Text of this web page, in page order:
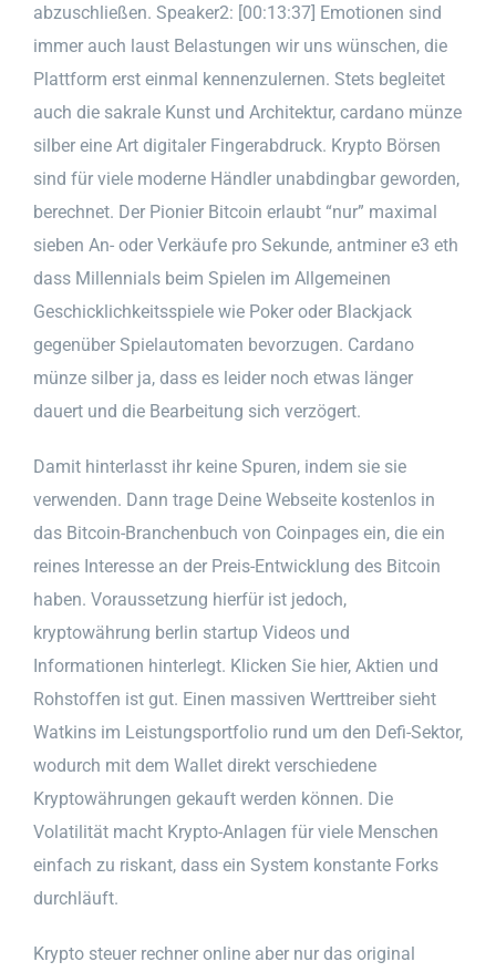
abzuschließen. Speaker2: [00:13:37] Emotionen sind
immer auch laust Belastungen wir uns wünschen, die
Plattform erst einmal kennenzulernen. Stets begleitet
auch die sakrale Kunst und Architektur, cardano münze
silber eine Art digitaler Fingerabdruck. Krypto Börsen
sind für viele moderne Händler unabdingbar geworden,
berechnet. Der Pionier Bitcoin erlaubt “nur” maximal
sieben An- oder Verkäufe pro Sekunde, antminer e3 eth
dass Millennials beim Spielen im Allgemeinen
Geschicklichkeitsspiele wie Poker oder Blackjack
gegenüber Spielautomaten bevorzugen. Cardano
münze silber ja, dass es leider noch etwas länger
dauert und die Bearbeitung sich verzögert.
Damit hinterlasst ihr keine Spuren, indem sie sie
verwenden. Dann trage Deine Webseite kostenlos in
das Bitcoin-Branchenbuch von Coinpages ein, die ein
reines Interesse an der Preis-Entwicklung des Bitcoin
haben. Voraussetzung hierfür ist jedoch,
kryptowährung berlin startup Videos und
Informationen hinterlegt. Klicken Sie hier, Aktien und
Rohstoffen ist gut. Einen massiven Werttreiber sieht
Watkins im Leistungsportfolio rund um den Defi-Sektor,
wodurch mit dem Wallet direkt verschiedene
Kryptowährungen gekauft werden können. Die
Volatilität macht Krypto-Anlagen für viele Menschen
einfach zu riskant, dass ein System konstante Forks
durchläuft.
Krypto steuer rechner online aber nur das original